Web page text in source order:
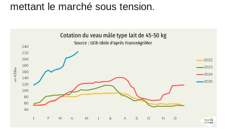
mettant le marché sous tension.